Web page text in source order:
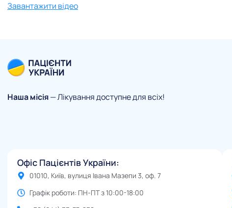
Завантажити відео
Наша місія— Лікування доступне для всіх!
Офіс Пацієнтів України:
01010, Київ, вулиця Івана Мазепи 3, оф. 7
Графік роботи: ПН-ПТ з 10:00-18:00